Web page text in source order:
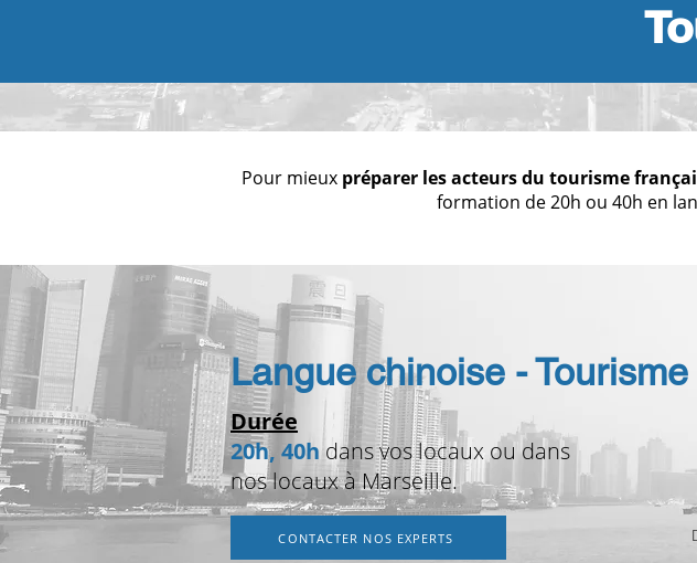
Pour mieux préparer les acteurs du tourisme
formation de 20h ou 40h en
Langue chinoise - Tourisme
Durée
20h, 40h dans vos locaux ou dans
nos locaux à Marseille.
CONTACTER NOS EXPERTS